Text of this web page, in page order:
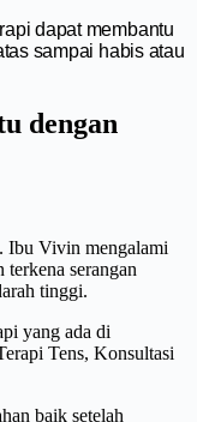
dapat membantu
sampai habis atau
dengan
Ibu Vivin mengalami
serangan
tinggi.
yang ada di
Tens, Konsultasi
baik setelah